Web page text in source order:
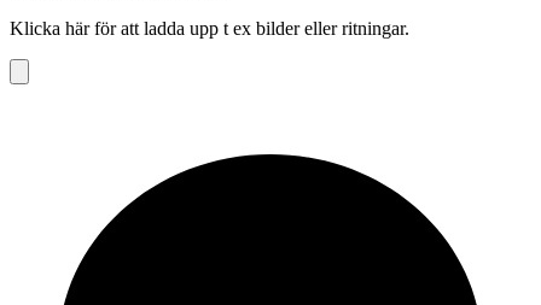
Klicka här för att ladda upp t ex bilder eller ritningar.